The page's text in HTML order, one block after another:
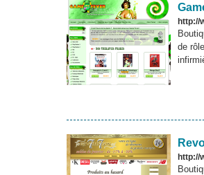
http://
de
http://